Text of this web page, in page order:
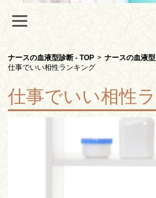
ナースの血液型診断 - TOP > ナースの血液
仕事でいい相性ランキング
仕事でいい相性